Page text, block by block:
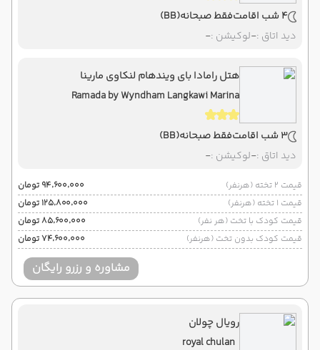
4 شب اقامت فقط صبحانه(BB)
دید اتاق :-لوکیشن :-
هتل رامادا بای ویندهام لنکاوی مارینا
Ramada by Wyndham Langkawi Marina
3 شب اقامت فقط صبحانه(BB)
دید اتاق :-لوکیشن :-
قیمت 2 تخته (هرنفر)
۹۴٬۶۰۰٬۰۰۰ تومان
قیمت 1 تخته (هرنفر)
۱۲۵٬۸۰۰٬۰۰۰ تومان
قیمت کودک با تخت (هر نفر)
۸۵٬۶۰۰٬۰۰۰ تومان
قیمت کودک بدون تخت (هرنفر)
۷۴٬۶۰۰٬۰۰۰ تومان
مشاوره و رزرو رایگان
رویال چولان
royal chulan